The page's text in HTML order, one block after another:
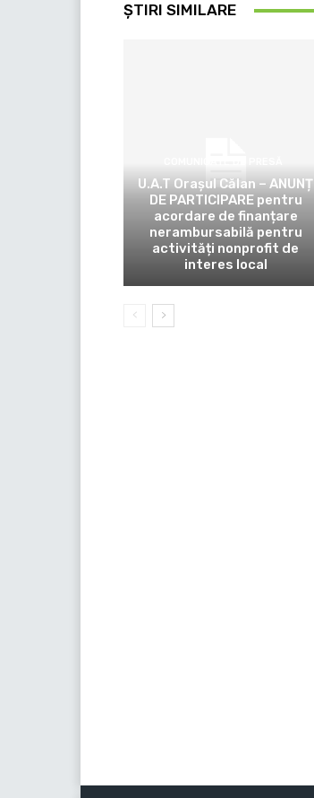
ȘTIRI SIMILARE
U.A.T Orașul Călan – ANUNȚ
DE PARTICIPARE pentru
acordare de finanțare
nerambursabilă pentru
activități nonprofit de
interes local